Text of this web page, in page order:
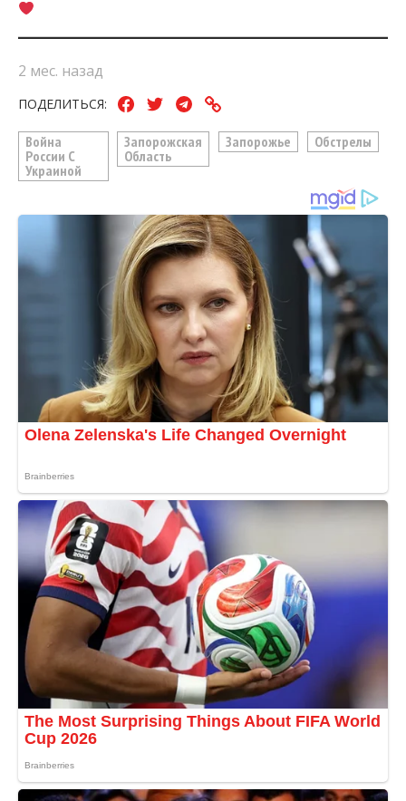
2 мес. назад
ПОДЕЛИТЬСЯ:
Война
России С
Украиной
Запорожская
Область
Запорожье Обстрелы